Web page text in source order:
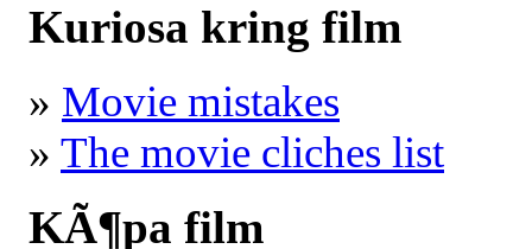
Kuriosa kring film
» Movie mistakes
» The movie cliches list
KÃ¶pa film